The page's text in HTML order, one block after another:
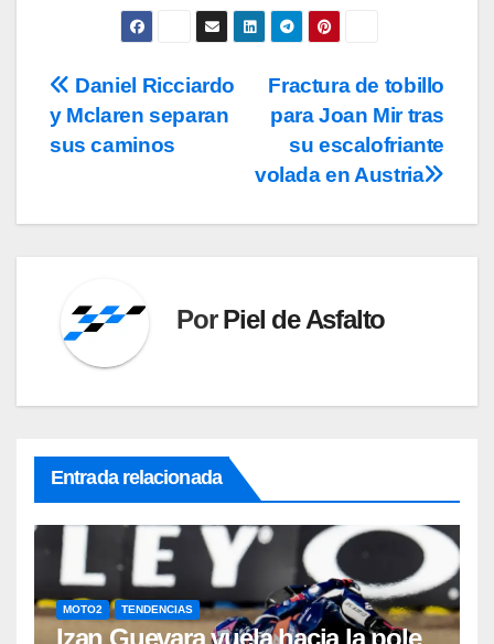
Navegación
de
Fractura de tobillo
para Joan Mir tras
su escalofriante
volada en Austria
Daniel Ricciardo
y Mclaren separan
sus caminos
PorPiel de Asfalto
Entrada relacionada
MOTO2 TENDENCIAS